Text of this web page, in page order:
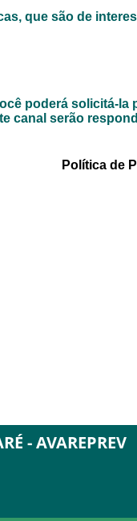
- AVAREPREV